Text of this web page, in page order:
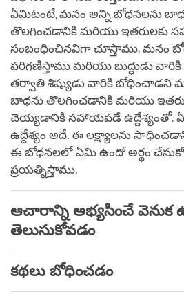
ఏమిటంటే, మనం అన్ని బోధనలను
తొలగించడానికి మరియు ఇతరులకు
సంబంధించినవిగా చూస్తాము. మనం
పరిగణిస్తాము మరియు బుద్ధుడు
తర్వాతి శిష్యుడు వారికి బోధించాడని
బాధను తొలగించడానికి మరియు
చెయ్యడానికి సహాయపడే ఉద్దేశ్యంతో.
ఉద్దేశ్యం అదే. ఈ లక్ష్యాలను
ఈ బోధనలలో ఏమి ఉందో అర్థం
ప్రయత్నిస్తాము.
ఆచారాన్ని అభ్యసించే వెనుక
తెలుసుకోవడం
కథలు బోధించడం